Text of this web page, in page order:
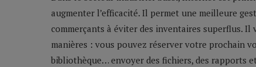
augmenter l’efficacité. Il permet une meilleure
commerçants à éviter des inventaires superflus. Il
manières : vous pouvez réserver votre prochain
bibliothèque… envoyer des fichiers, des rapports